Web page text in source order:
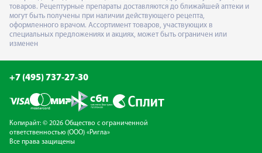
товаров. Рецептурные препараты доставляются до ближайшей аптеки и
могут быть получены при наличии действующего рецепта,
оформленного врачом. Ассортимент товаров, участвующих в
специальных предложениях и акциях, может быть ограничен или
изменен
+7 (495) 737-27-30
Копирайт: © 2026 Общество с ограниченной
ответственностью (ООО) «Ригла»
Все права защищены